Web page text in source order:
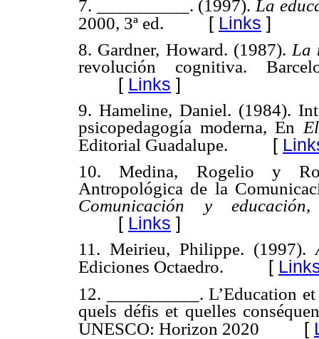
7. __________. (1997). La
2000, 3ª ed. [ Links ]
8. Gardner, Howard. (1987). La
revolución cognitiva.
[ Links ]
9. Hameline, Daniel. (1984).
psicopedagogía moderna, En
Editorial Guadalupe. [
10. Medina, Rogelio y
Antropológica de la
Comunicación y educación,
[ Links ]
11. Meirieu, Philippe. (1997).
Ediciones Octaedro. [
12. __________. L’Education
quels défis et quelles
UNESCO: Horizon 2020 [